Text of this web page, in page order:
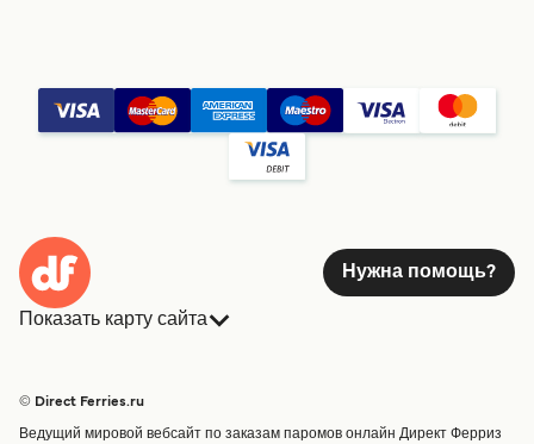
Нужна помощь?
Показать карту сайта
Страны
Обслуживание клиентов
© Direct Ferries.ru
Ведущий мировой вебсайт по заказам паромов онлайн Директ Ферриз